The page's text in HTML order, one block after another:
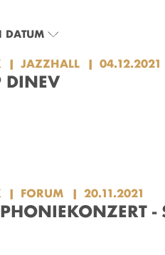
DATUM
JAZZHALL 04.12.2021
DINEV
FORUM 20.11.2021